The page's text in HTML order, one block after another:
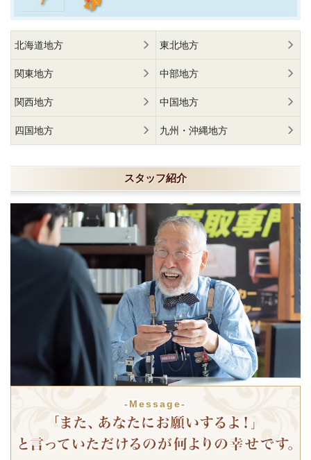
北海道地方 東北地方
関東地方 中部地方
関西地方 中国地方
四国地方 九州・沖縄地方
スタッフ紹介
-Message-